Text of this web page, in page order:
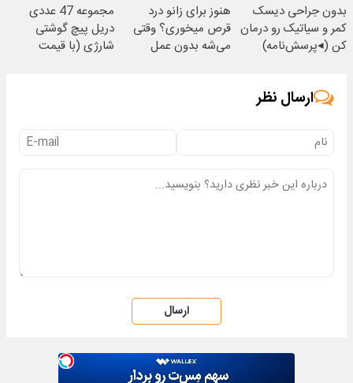
بدون جراحی دیسک
کمر و سیاتیک رو درمان
کن (◂پرسش‌نامه)
هنوز برای زانو درد
قرص میخوری؟ وقتی
می‌شه بدون عمل
مجموعه 47 عددی
دریل پیچ گوشتی
شارژی‌ (با قیمت
ارسال نظر
ارسال